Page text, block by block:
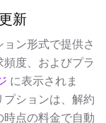
新
ン形式で提供さ
度、およびプラ
に表示されま
ションは、解約
点の料金で自動